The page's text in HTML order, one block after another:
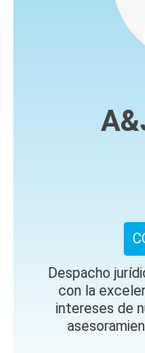
Despacho
con la
intereses de